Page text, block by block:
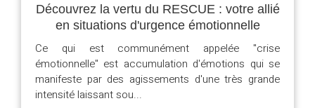
Découvrez la vertu du RESCUE : votre allié
en situations d'urgence émotionnelle
Ce qui est communément appelée "crise
émotionnelle" est accumulation d'émotions qui se
manifeste par des agissements d'une très grande
intensité laissant sou...